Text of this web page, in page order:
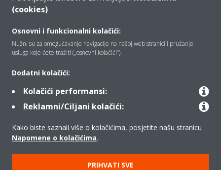
Tko smo mi
Rješenja
Kontakt
Proizvodi
Copyright © Daikin
(cookies)
Osnovni i funkcionalni kolačići:
Nužni su za omogućavanje navigacije na našoj web stranici i pružanje
usluga koje ćete tražiti („osnovni kolačići”).
Dodatni kolačići:
Kolačići performansi:
Reklamni/Ciljani kolačići:
Kako biste saznali više o kolačićima, posjetite našu stranicu
Napomene o kolačićima.
PRIHVATI SVE